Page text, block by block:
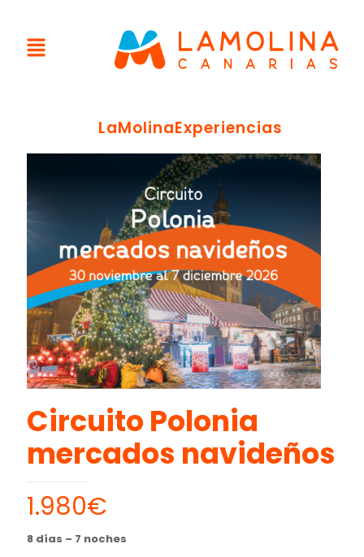
LaMolinaExperiencias
Circuito Polonia
mercados navideños
1.980€
8 días – 7 noches